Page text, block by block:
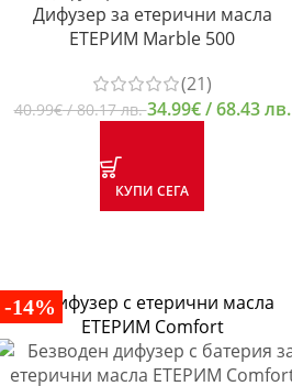
Дифузер за етерични масла
ЕТЕРИМ Marble 500
(21)
40.99€/ 80.17 лв.34.99€/ 68.43 лв.
КУПИ СЕГА
-14%